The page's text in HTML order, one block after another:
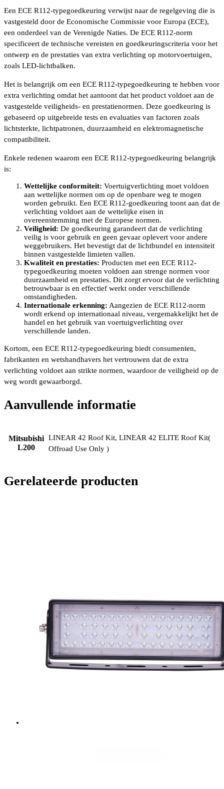
Een ECE R112-typegoedkeuring verwijst naar de regelgeving die is
vastgesteld door de Economische Commissie voor Europa (ECE),
een onderdeel van de Verenigde Naties. De ECE R112-norm
specificeert de technische vereisten en goedkeuringscriteria voor het
ontwerp en de prestaties van extra verlichting op motorvoertuigen,
zoals LED-lichtbalken.
Het is belangrijk om een ECE R112-typegoedkeuring te hebben voor
extra verlichting omdat het aantoont dat het product voldoet aan de
vastgestelde veiligheids- en prestatienormen. Deze goedkeuring is
gebaseerd op uitgebreide tests en evaluaties van factoren zoals
lichtsterkte, lichtpatronen, duurzaamheid en elektromagnetische
compatibiliteit.
Enkele redenen waarom een ECE R112-typegoedkeuring belangrijk
is:
Wettelijke conformiteit: Voertuigverlichting moet voldoen
aan wettelijke normen om op de openbare weg te mogen
worden gebruikt. Een ECE R112-goedkeuring toont aan dat de
verlichting voldoet aan de wettelijke eisen in
overeenstemming met de Europese normen.
Veiligheid: De goedkeuring garandeert dat de verlichting
veilig is voor gebruik en geen gevaar oplevert voor andere
weggebruikers. Het bevestigt dat de lichtbundel en intensiteit
binnen vastgestelde limieten vallen.
Kwaliteit en prestaties: Producten met een ECE R112-
typegoedkeuring moeten voldoen aan strenge normen voor
duurzaamheid en prestaties. Dit zorgt ervoor dat de verlichting
betrouwbaar is en effectief werkt onder verschillende
omstandigheden.
Internationale erkenning: Aangezien de ECE R112-norm
wordt erkend op internationaal niveau, vergemakkelijkt het de
handel en het gebruik van voertuigverlichting over
verschillende landen.
Kortom, een ECE R112-typegoedkeuring biedt consumenten,
fabrikanten en wetshandhavers het vertrouwen dat de extra
verlichting voldoet aan strikte normen, waardoor de veiligheid op de
weg wordt gewaarborgd.
Aanvullende informatie
Mitsubishi
L200
LINEAR 42 Roof Kit, LINEAR 42 ELITE Roof Kit(
Offroad Use Only )
Gerelateerde producten